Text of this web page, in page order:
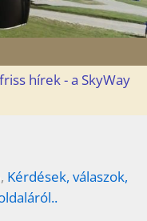
hírek - a SkyWay
, Kérdések, válaszok,